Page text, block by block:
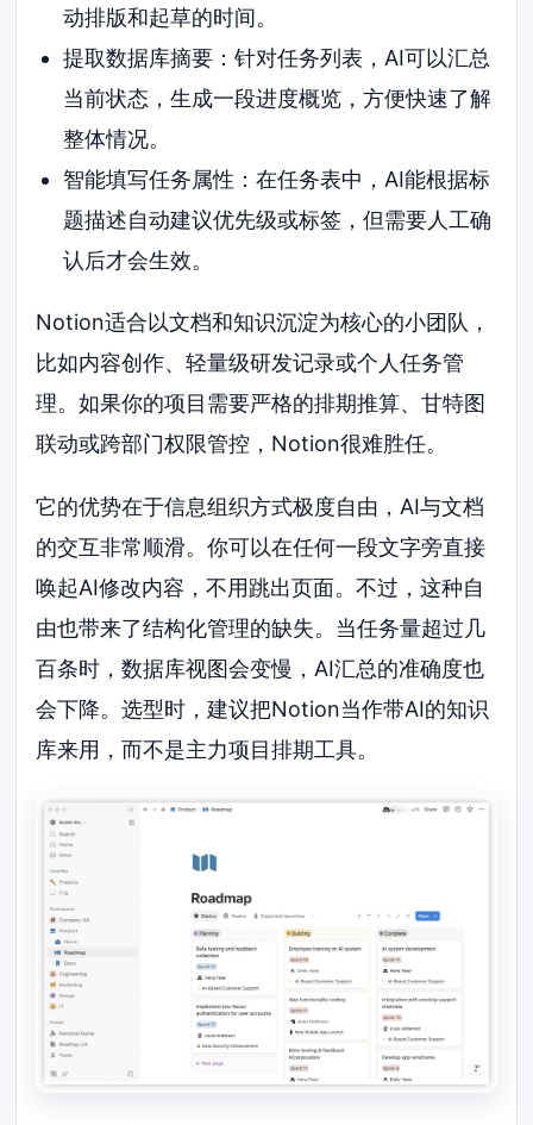
动排版和起草的时间。
提取数据库摘要：针对任务列表，AI可以汇总
当前状态，生成一段进度概览，方便快速了解
整体情况。
智能填写任务属性：在任务表中，AI能根据标
题描述自动建议优先级或标签，但需要人工确
认后才会生效。
Notion适合以文档和知识沉淀为核心的小团队，
比如内容创作、轻量级研发记录或个人任务管
理。如果你的项目需要严格的排期推算、甘特图
联动或跨部门权限管控，Notion很难胜任。
它的优势在于信息组织方式极度自由，AI与文档
的交互非常顺滑。你可以在任何一段文字旁直接
唤起AI修改内容，不用跳出页面。不过，这种自
由也带来了结构化管理的缺失。当任务量超过几
百条时，数据库视图会变慢，AI汇总的准确度也
会下降。选型时，建议把Notion当作带AI的知识
库来用，而不是主力项目排期工具。